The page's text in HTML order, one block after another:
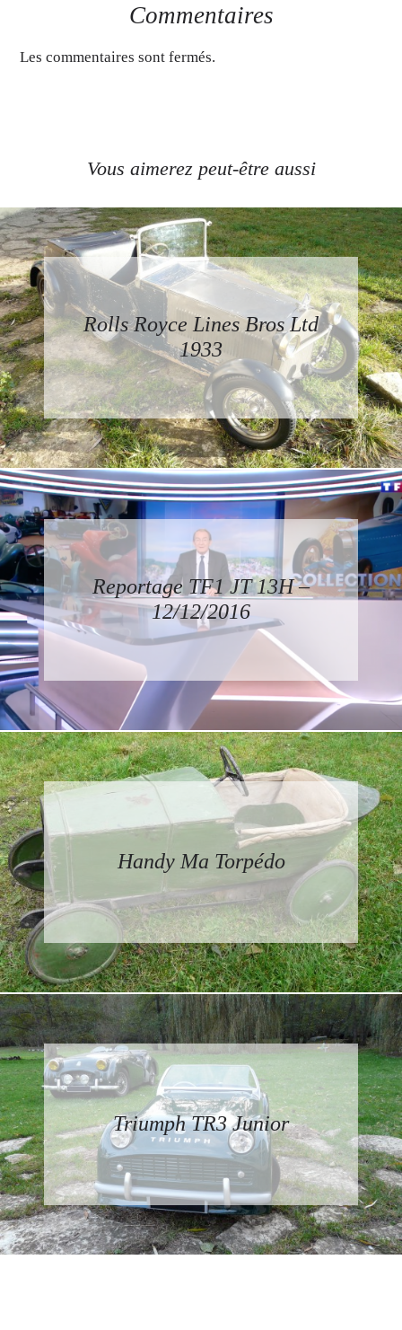
Commentaires
Les commentaires sont fermés.
Vous aimerez peut-être aussi
Rolls Royce Lines Bros Ltd
1933
Reportage TF1 JT 13H –
12/12/2016
Handy Ma Torpédo
Triumph TR3 Junior